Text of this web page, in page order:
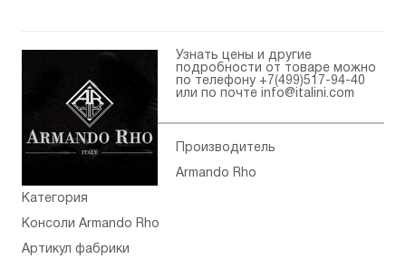
Узнать цены и другие
подробности от товаре можно
по телефону +7(499)517-94-40
или по почте
info@italini.com
Производитель
Armando Rho
Категория
Консоли Armando Rho
Артикул фабрики